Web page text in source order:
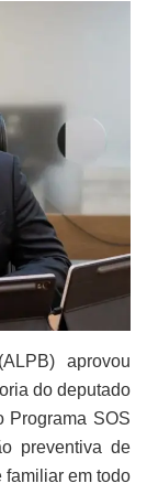
aprovou
do deputado
Programa SOS
preventiva de
familiar em todo